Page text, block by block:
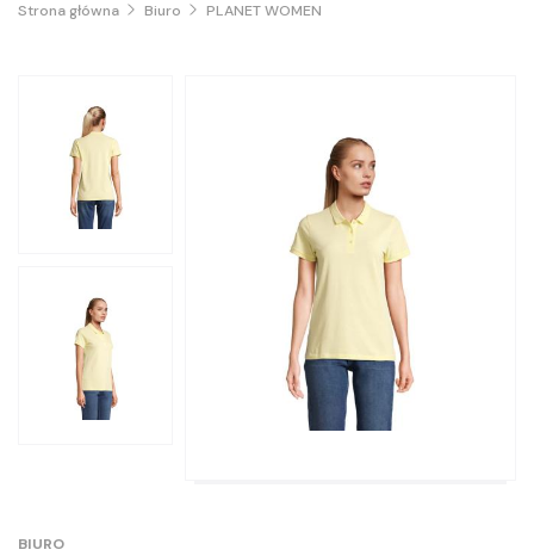
Strona główna Biuro PLANET WOMEN
BIURO